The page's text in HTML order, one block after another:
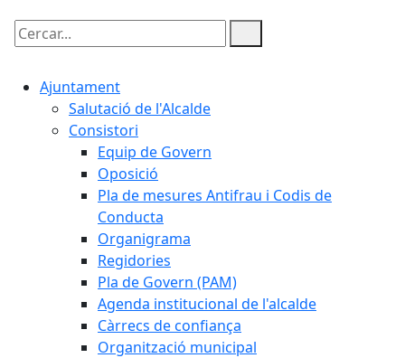
Cercar:
Ajuntament
Salutació de l'Alcalde
Consistori
Equip de Govern
Oposició
Pla de mesures Antifrau i Codis de
Conducta
Organigrama
Regidories
Pla de Govern (PAM)
Agenda institucional de l'alcalde
Càrrecs de confiança
Organització municipal